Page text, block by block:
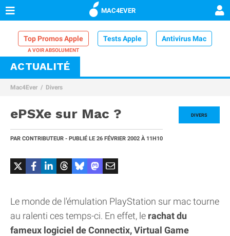
MAC4EVER
Top Promos Apple Tests Apple Antivirus Mac
VPN Mac
Comparatif iPhone
ACTUALITÉ
Mac4Ever Divers
DIVERS
ePSXe sur Mac ?
PAR CONTRIBUTEUR - PUBLIÉ LE 26 FÉVRIER 2002 À 11H10
Le monde de l'émulation PlayStation sur mac tourne
au ralenti ces temps-ci. En effet, le rachat du
fameux logiciel de Connectix, Virtual Game